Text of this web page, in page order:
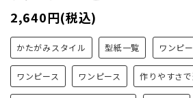
2,640円(税込)
かたがみスタイル 型紙一覧 ワンピ
ワンピース ワンピース 作りやすさ